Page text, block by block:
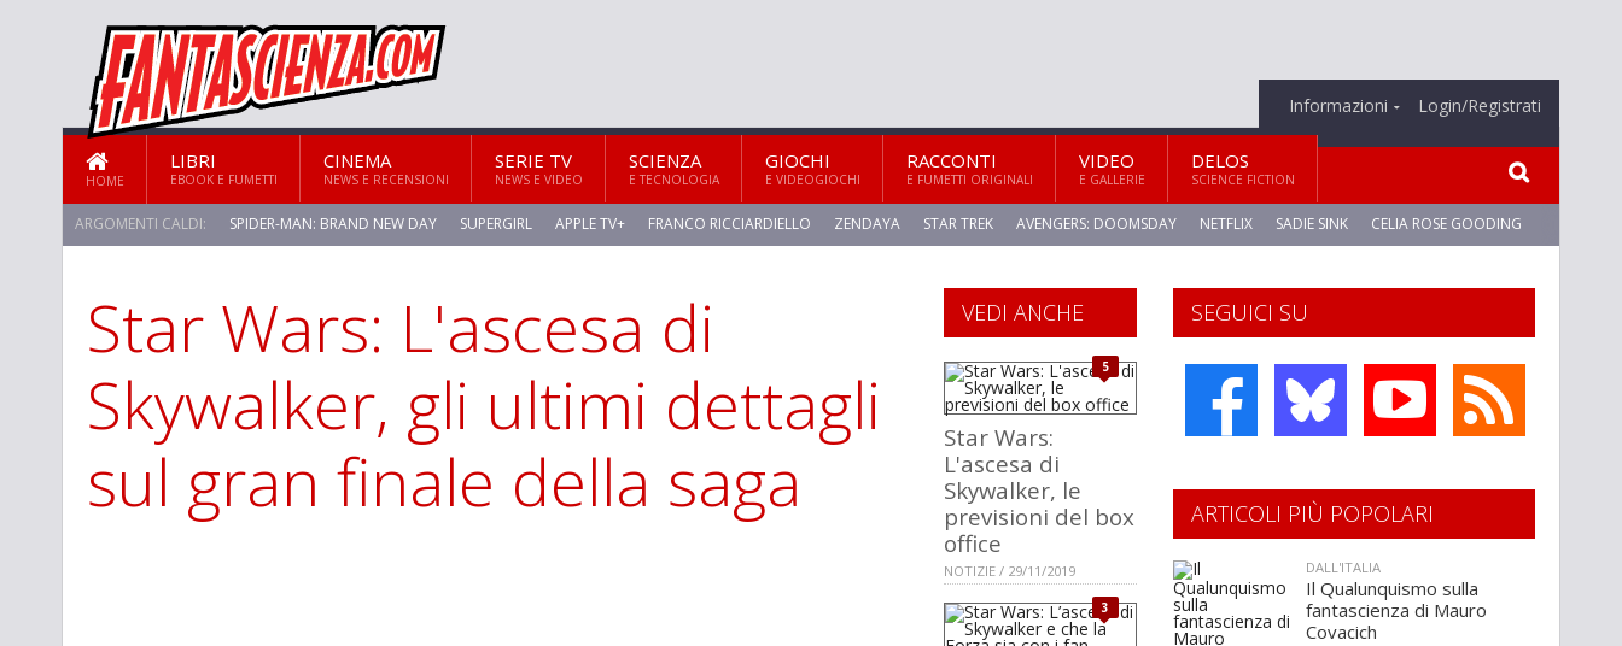
Informazioni Login/Registrati
HOME
LIBRI
EBOOK E FUMETTI
CINEMA
NEWS E RECENSIONI
SERIE TV
NEWS E VIDEO
SCIENZA
E TECNOLOGIA
GIOCHI
E VIDEOGIOCHI
RACCONTI
E FUMETTI ORIGINALI
VIDEO
E GALLERIE
DELOS
SCIENCE FICTION
ARGOMENTI CALDI: SPIDER-MAN: BRAND NEW DAY SUPERGIRL APPLE TV+ FRANCO RICCIARDIELLO ZENDAYA STAR TREK AVENGERS: DOOMSDAY NETFLIX SADIE SINK CELIA ROSE GOODING
Star Wars: L'ascesa di
Skywalker, gli ultimi dettagli
sul gran finale della saga
SEGUICI SU
VEDI ANCHE
5
Star Wars:
L'ascesa di
Skywalker, le
previsioni del box
office
NOTIZIE / 29/11/2019
3
ARTICOLI PIÙ POPOLARI
DALL'ITALIA
Il Qualunquismo sulla
fantascienza di Mauro
Covacich